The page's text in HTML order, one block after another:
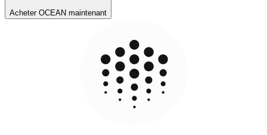
Acheter OCEAN maintenant